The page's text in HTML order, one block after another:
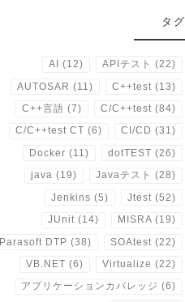
タグ
AI (12) APIテスト (22)
AUTOSAR (11) C++test (13)
C++言語 (7) C/C++test (84)
C/C++test CT (6) CI/CD (31)
Docker (11) dotTEST (26)
java (19) Javaテスト (28)
Jenkins (5) Jtest (52)
JUnit (14) MISRA (19)
Parasoft DTP (38) SOAtest (22)
VB.NET (6) Virtualize (22)
アプリケーションカバレッジ (6)